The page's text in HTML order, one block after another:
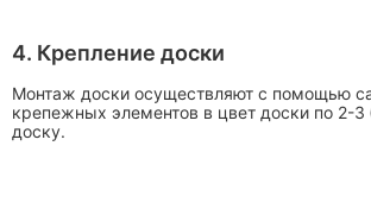
4. Крепление доски
Монтаж доски осуществляют с помощью
крепежных элементов в цвет доски по 2-
доску.